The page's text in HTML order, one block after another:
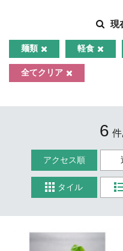
現
麺類 軽食
全てクリア
6
アクセス順
タイル